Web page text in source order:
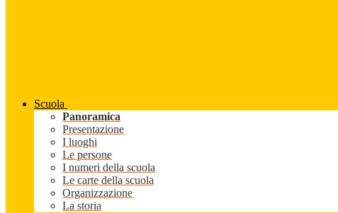
Scuola
Panoramica
Presentazione
I luoghi
Le persone
I numeri della scuola
Le carte della scuola
Organizzazione
La storia